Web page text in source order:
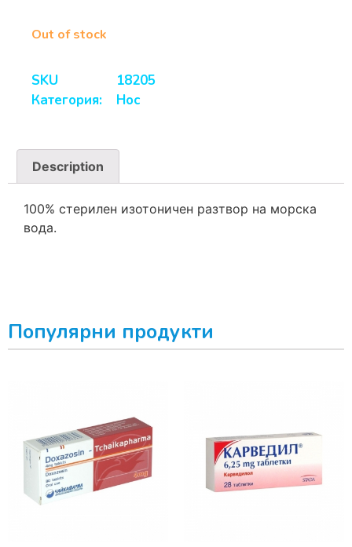
Out of stock
SKU
18205
Категория:
Нос
Description
100% стерилен изотоничен разтвор на морска
вода.
Популярни продукти